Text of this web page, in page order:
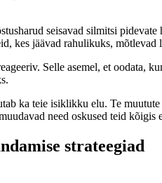
seisavad silmitsi
kes jäävad rahulikuks,
Selle asemel, et oodata,
ka teie isiklikku elu. Te
need oskused teid kõigis
strateegiad